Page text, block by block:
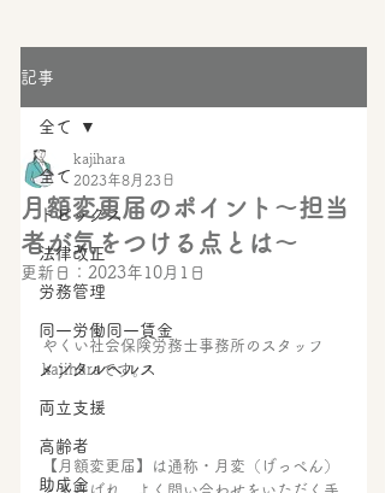
記事
全て
トピックス
法律改正
労務管理
同一労働同一賃金
メンタルヘルス
両立支援
高齢者
助成金
全て
月額変更届のポイント～担当
者が気をつける点とは～
kajihara
2023年8月23日
更新日： 2023年10月1日
やくい社会保険労務士事務所のスタッフ
kajiharaです。
【月額変更届】は通称・月変（げっぺん）